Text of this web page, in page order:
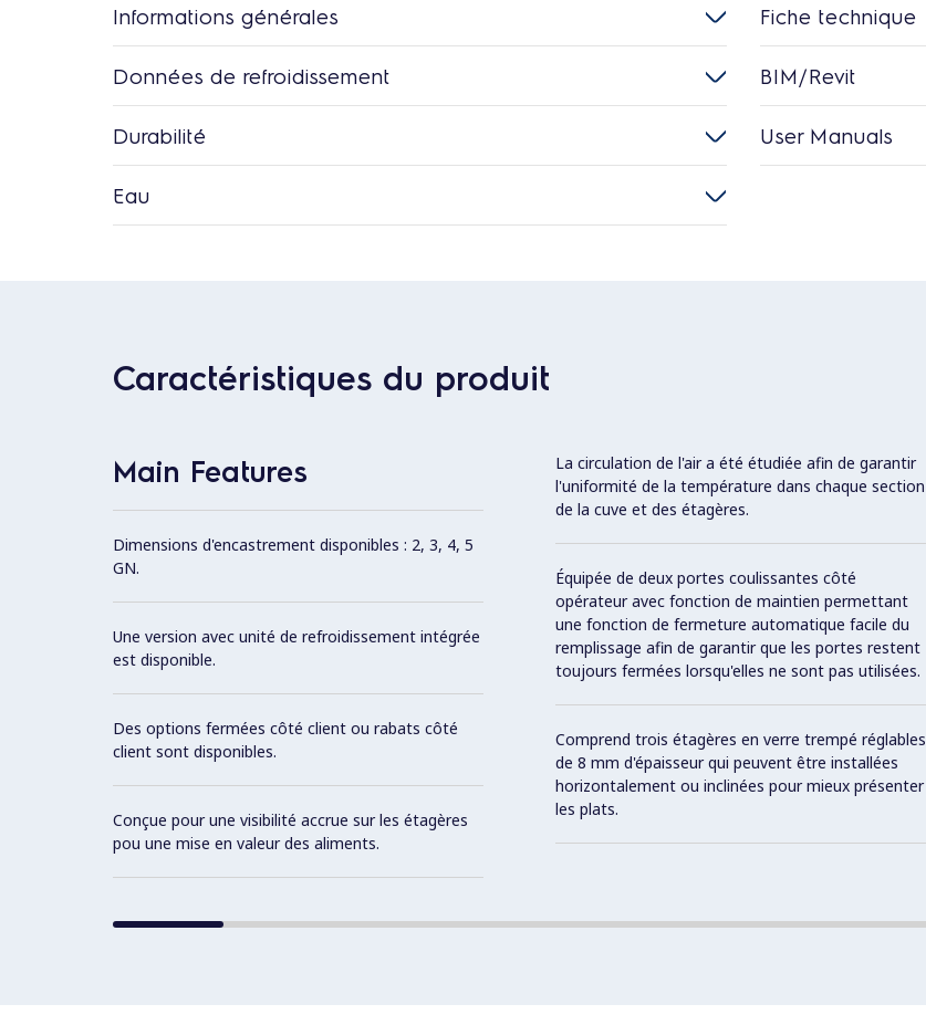
Informations générales
Données de refroidissement
Durabilité
Eau
Fiche technique
BIM/Revit
User Manuals
Caractéristiques du produit
Main Features
Dimensions d'encastrement disponibles : 2, 3, 4, 5
GN.
Une version avec unité de refroidissement intégrée
est disponible.
Des options fermées côté client ou rabats côté
client sont disponibles.
Conçue pour une visibilité accrue sur les étagères
pou une mise en valeur des aliments.
La circulation de l'air a été étudiée afin de garantir
l'uniformité de la température dans chaque section
de la cuve et des étagères.
Équipée de deux portes coulissantes côté
opérateur avec fonction de maintien permettant
une fonction de fermeture automatique facile du
remplissage afin de garantir que les portes restent
toujours fermées lorsqu'elles ne sont pas utilisées.
Comprend trois étagères en verre trempé réglables
de 8 mm d'épaisseur qui peuvent être installées
horizontalement ou inclinées pour mieux présenter
les plats.